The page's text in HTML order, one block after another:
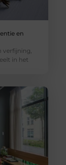
en
verfijning,
in het